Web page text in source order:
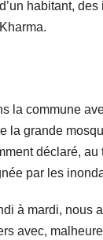
habitant,
la commune
la grande
déclaré,
par les
à mardi, nous
avec,